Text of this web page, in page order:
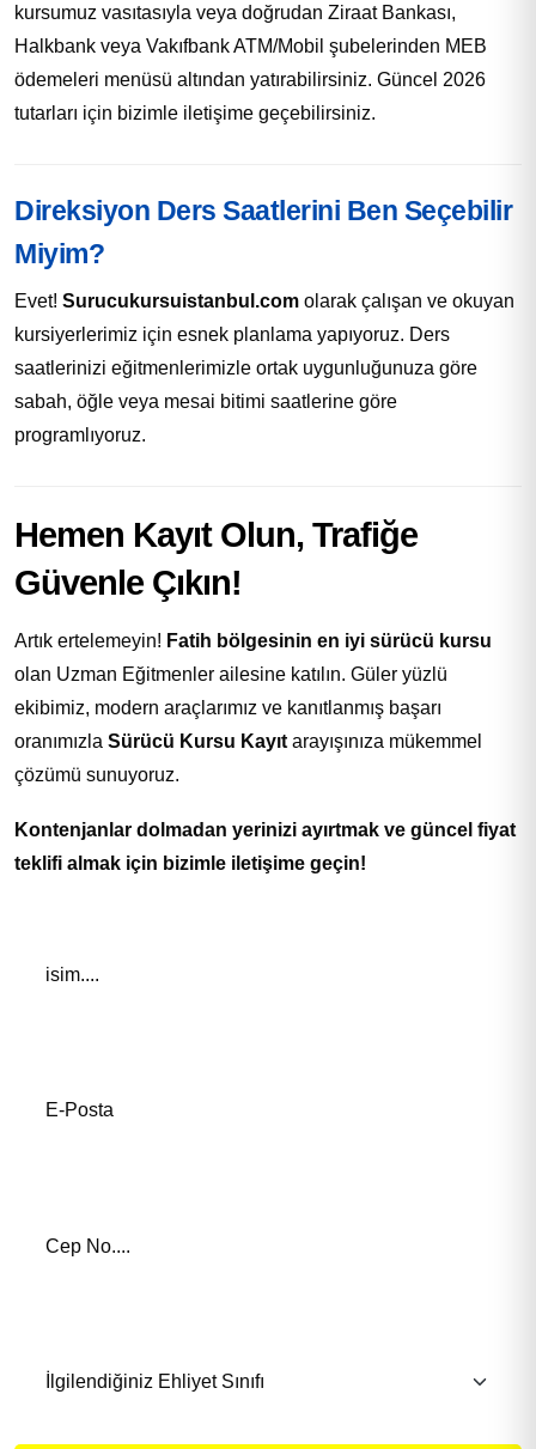
kursumuz vasıtasıyla veya doğrudan Ziraat Bankası,
Halkbank veya Vakıfbank ATM/Mobil şubelerinden MEB
ödemeleri menüsü altından yatırabilirsiniz. Güncel 2026
tutarları için bizimle iletişime geçebilirsiniz.
Direksiyon Ders Saatlerini Ben Seçebilir
Miyim?
Evet! Surucukursuistanbul.com olarak çalışan ve okuyan
kursiyerlerimiz için esnek planlama yapıyoruz. Ders
saatlerinizi eğitmenlerimizle ortak uygunluğunuza göre
sabah, öğle veya mesai bitimi saatlerine göre
programlıyoruz.
Hemen Kayıt Olun, Trafiğe
Güvenle Çıkın!
Artık ertelemeyin! Fatih bölgesinin en iyi sürücü kursu
olan Uzman Eğitmenler ailesine katılın. Güler yüzlü
ekibimiz, modern araçlarımız ve kanıtlanmış başarı
oranımızla Sürücü Kursu Kayıt arayışınıza mükemmel
çözümü sunuyoruz.
Kontenjanlar dolmadan yerinizi ayırtmak ve güncel fiyat
teklifi almak için bizimle iletişime geçin!